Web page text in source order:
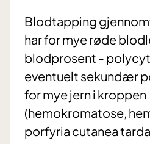
Blodtapping
har for mye røde
blodprosent -
eventuelt sekundær
for mye jern i kroppen
(hemokromatose,
porfyria cutanea